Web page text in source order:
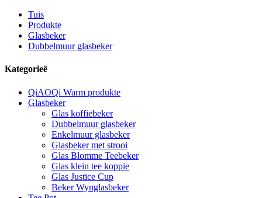
Tuis
Produkte
Glasbeker
Dubbelmuur glasbeker
Kategorieë
QiAOQi Warm produkte
Glasbeker
Glas koffiebeker
Dubbelmuur glasbeker
Enkelmuur glasbeker
Glasbeker met strooi
Glas Blomme Teebeker
Glas klein tee koppie
Glas Justice Cup
Beker Wynglasbeker